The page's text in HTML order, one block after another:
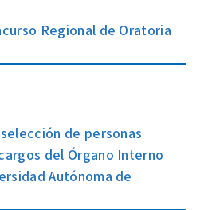
Regional de Oratoria
de personas
del Órgano Interno
Autónoma de